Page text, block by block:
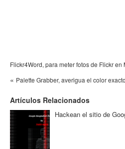
Flickr4Word, para meter fotos de Flickr en
« Palette Grabber, averigua el color
Artículos Relacionados
Hackean el sitio de